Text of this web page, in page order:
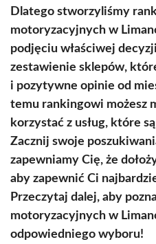
Dlatego stworzyliśmy
motoryzacyjnych w
podjęciu właściwej
zestawienie sklepów,
i pozytywne opinie od
temu rankingowi możesz
korzystać z usług, które
Zacznij swoje
zapewniamy Cię, że
aby zapewnić Ci
Przeczytaj dalej, aby
motoryzacyjnych w
odpowiedniego wyboru!